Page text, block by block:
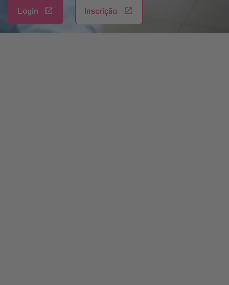
Login Inscrição